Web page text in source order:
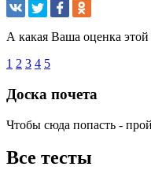
А какая Ваша оценка этой
1 2 3 4 5
Доска почета
Чтобы сюда попасть -
Все тесты